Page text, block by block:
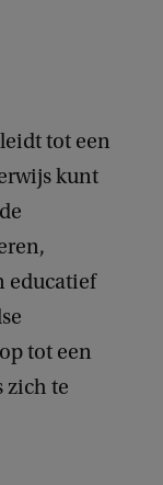
tot een
kunt
educatief
tot een
zich te